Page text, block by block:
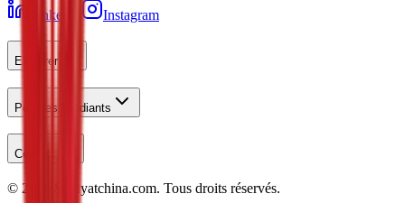
LinkedIn Instagram
Explorer
Pour les Étudiants
Contact
© 2026 Studyatchina.com. Tous droits réservés.